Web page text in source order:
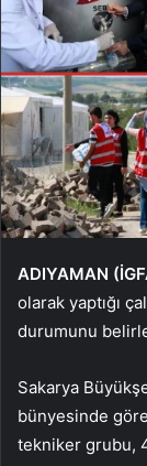
ADIYAMAN
olarak yaptığı
durumunu
Sakarya
bünyesinde
tekniker grubu,